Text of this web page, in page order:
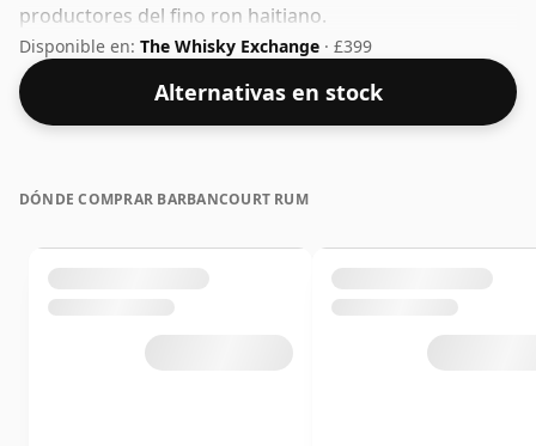
productores del fino ron haitiano.
Disponible en: The Whisky Exchange · £399
Alternativas en stock
DÓNDE COMPRAR BARBANCOURT RUM